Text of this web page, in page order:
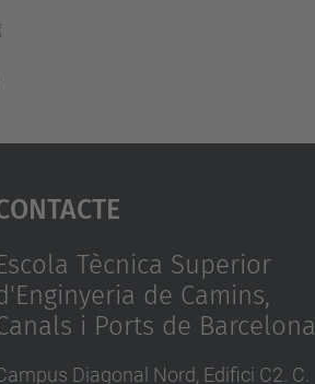
Tècnica Superior
de Camins,
i Ports de Barcelona
Diagonal Nord, Edifici C2. C.